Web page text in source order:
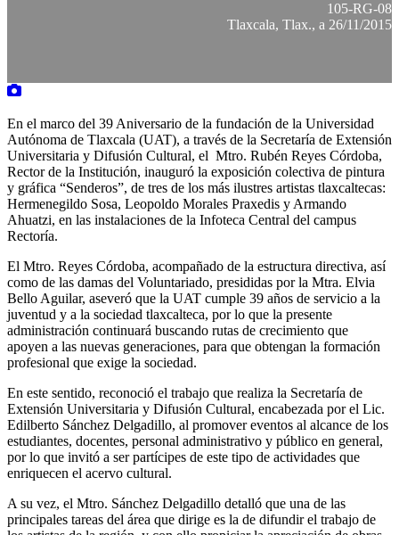
105-RG-08
Tlaxcala, Tlax., a 26/11/2015
En el marco del 39 Aniversario de la fundación de la Universidad
Autónoma de Tlaxcala (UAT), a través de la Secretaría de Extensión
Universitaria y Difusión Cultural, el Mtro. Rubén Reyes Córdoba,
Rector de la Institución, inauguró la exposición colectiva de pintura
y gráfica “Senderos”, de tres de los más ilustres artistas tlaxcaltecas:
Hermenegildo Sosa, Leopoldo Morales Praxedis y Armando
Ahuatzi, en las instalaciones de la Infoteca Central del campus
Rectoría.
El Mtro. Reyes Córdoba, acompañado de la estructura directiva, así
como de las damas del Voluntariado, presididas por la Mtra. Elvia
Bello Aguilar, aseveró que la UAT cumple 39 años de servicio a la
juventud y a la sociedad tlaxcalteca, por lo que la presente
administración continuará buscando rutas de crecimiento que
apoyen a las nuevas generaciones, para que obtengan la formación
profesional que exige la sociedad.
En este sentido, reconoció el trabajo que realiza la Secretaría de
Extensión Universitaria y Difusión Cultural, encabezada por el Lic.
Edilberto Sánchez Delgadillo, al promover eventos al alcance de los
estudiantes, docentes, personal administrativo y público en general,
por lo que invitó a ser partícipes de este tipo de actividades que
enriquecen el acervo cultural.
A su vez, el Mtro. Sánchez Delgadillo detalló que una de las
principales tareas del área que dirige es la de difundir el trabajo de